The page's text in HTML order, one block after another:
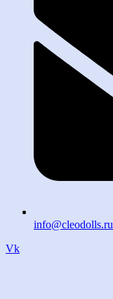
info@cleodolls.ru
Vk